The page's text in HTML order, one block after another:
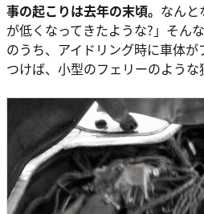
事の起こりは去年の末頃。 なんと
が低くなってきたような?」そん
のうち、アイドリング時に車体
つけば、小型のフェリーのよう